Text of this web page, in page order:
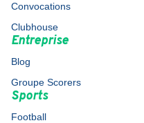
Convocations
Clubhouse
Entreprise
Blog
Groupe Scorers
Sports
Football